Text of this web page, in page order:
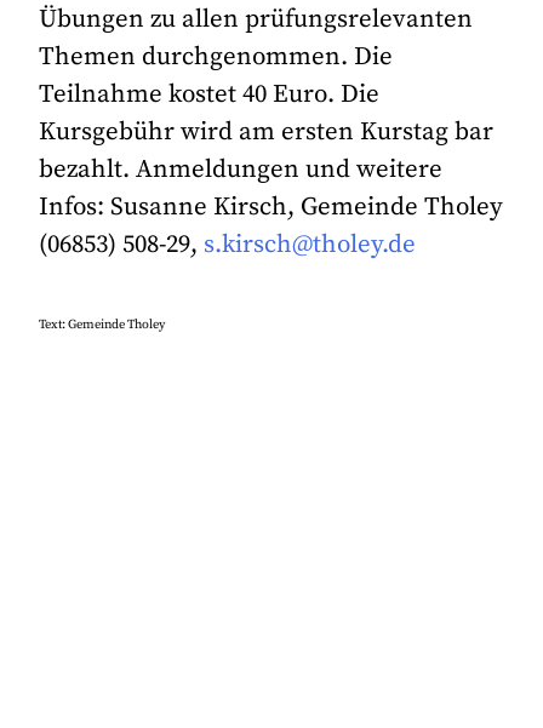
Übungen zu allen prüfungsrelevanten
Themen durchgenommen. Die
Teilnahme kostet 40 Euro. Die
Kursgebühr wird am ersten Kurstag bar
bezahlt. Anmeldungen und weitere
Infos: Susanne Kirsch, Gemeinde Tholey
(06853) 508-29, s.kirsch@tholey.de
Text: Gemeinde Tholey